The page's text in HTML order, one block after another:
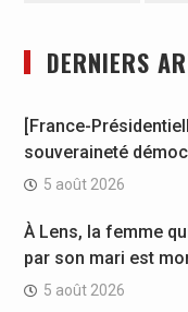
DERNIERS
[France-
souveraineté
5 août 2026
À Lens, la femme
par son mari est
5 août 2026